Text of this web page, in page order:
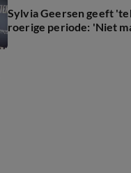
Sylvia Geersen geeft
roerige periode: 'Niet